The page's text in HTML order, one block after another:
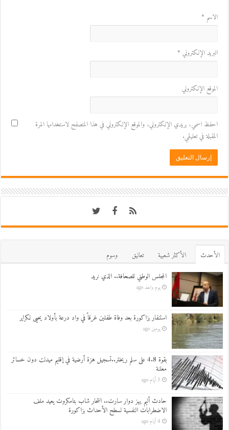
الاسم *
البريد الإلكتروني *
الموقع الإلكتروني
احفظ اسمي، بريدي الإلكتروني، والموقع الإلكتروني في هذا المتصفح لاستخدامها المرة
المقبلة في تعليقي.
اﻷحدث اﻷكثر شعبية تعاليق
وسوم
المجلس الوطني للصحافة.. الذي نريد
يوم واحد ago
استنفار بزاكورة بعد وفاة طفلين غرقاً في واد درعة بأولاد يحيى لكراير
يومين ago
بقوة 4.8 على سلم ريختر..تسجيل هزة أرضية في إقليم ميدلت دون خسائر
معلنة
3 أيام ago
حادث أليم يهز دوار سارت.. انتحار شاب بتامكروت يعيد ملف
الاضطرابات النفسية لسطح الأحداث بزاكورة
4 أيام ago